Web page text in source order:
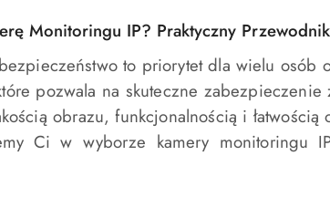
Monitoringu IP? Praktyczny Przewodnik
to priorytet dla wielu osób
pozwala na skuteczne
obrazu, funkcjonalnością i
Ci w wyborze kamery monitoringu